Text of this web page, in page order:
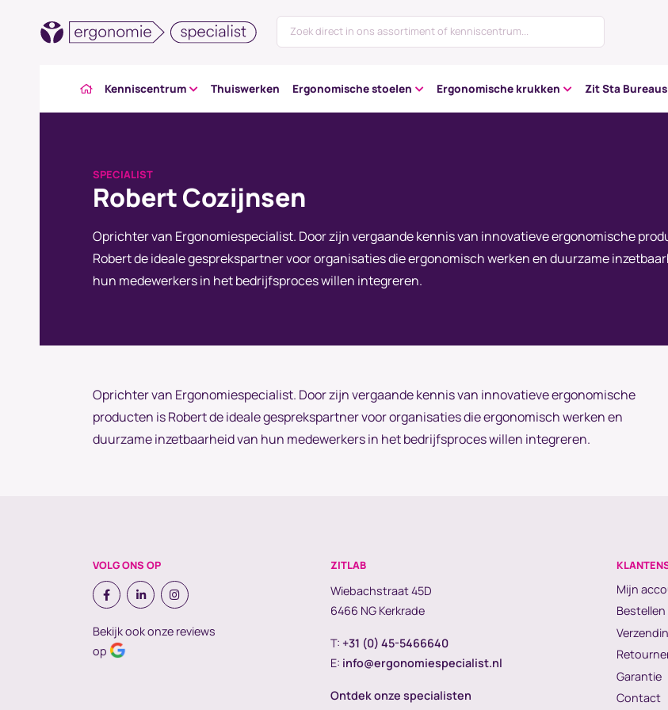
Kenniscentrum Thuiswerken Ergonomische stoelen Ergonomische krukken Zit Sta Bureaus
SPECIALIST
Robert Cozijnsen
Oprichter van Ergonomiespecialist. Door zijn vergaande kennis van innovatieve ergonomische
Robert de ideale gesprekspartner voor organisaties die ergonomisch werken en duurzame
hun medewerkers in het bedrijfsproces willen integreren.
Oprichter van Ergonomiespecialist. Door zijn vergaande kennis van innovatieve ergonomische
producten is Robert de ideale gesprekspartner voor organisaties die ergonomisch werken en
duurzame inzetbaarheid van hun medewerkers in het bedrijfsproces willen integreren.
VOLG ONS OP
Bekijk ook onze reviews
op
ZITLAB
Wiebachstraat 45D
6466 NG Kerkrade
T: +31 (0) 45-5466640
E: info@ergonomiespecialist.nl
Ontdek onze specialisten
Mijn
Garantie
Contact